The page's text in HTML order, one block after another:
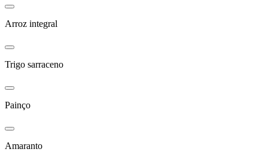
Arroz integral
Trigo sarraceno
Painço
Amaranto